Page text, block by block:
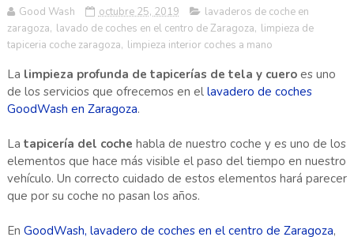
Good Wash octubre 25, 2019
lavaderos de coche en
zaragoza, lavado de coches en el centro de Zaragoza, limpieza de
tapiceria coche zaragoza, limpieza interior coches a mano
La limpieza profunda de tapicerías de tela y cueroes uno
de los servicios que ofrecemos en el lavadero de coches
GoodWash en Zaragoza.
La tapicería del coche habla de nuestro coche y es uno de los
elementos que hace más visible el paso del tiempo en nuestro
vehículo. Un correcto cuidado de estos elementos hará parecer
que por su coche no pasan los años.
En GoodWash, lavadero de coches en el centro de Zaragoza,